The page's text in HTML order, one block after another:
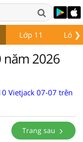
❯
Lớp 11 Lớp
năm 2026
Vietjack 07-07 trên
Trang sau